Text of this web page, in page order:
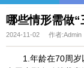
哪些情形需做
2024-11-02 作者:Admin
1.年龄在70周